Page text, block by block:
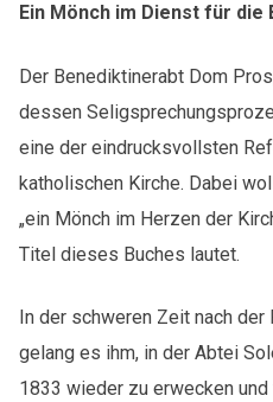
Ein Mönch im Dienst für
Der Benediktinerabt Dom
dessen
eine der eindrucksvollsten
katholischen Kirche. Dabei
„ein Mönch im Herzen der
Titel dieses Buches lautet.
In der schweren Zeit nach
gelang es ihm, in der Abtei
1833 wieder zu erwecken